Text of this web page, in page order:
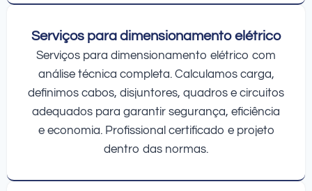
Serviços para dimensionamento elétrico
Serviços para dimensionamento elétrico com
análise técnica completa. Calculamos carga,
definimos cabos, disjuntores, quadros e circuitos
adequados para garantir segurança, eficiência
e economia. Profissional certificado e projeto
dentro das normas.